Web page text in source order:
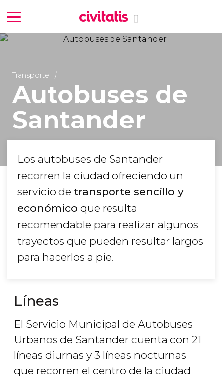
Transporte
Autobuses de
Santander
Los autobuses de Santander
recorren la ciudad ofreciendo un
servicio de transporte sencillo y
económico que resulta
recomendable para realizar algunos
trayectos que pueden resultar largos
para hacerlos a pie.
Líneas
El Servicio Municipal de Autobuses
Urbanos de Santander cuenta con 21
líneas diurnas y 3 líneas nocturnas
que recorren el centro de la ciudad